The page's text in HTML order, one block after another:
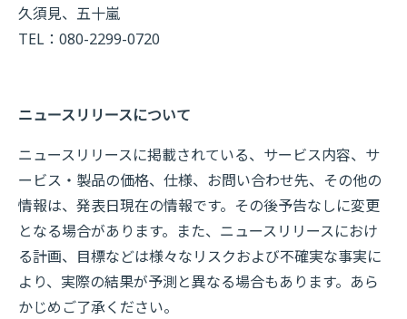
久須見、五十嵐
TEL：080-2299-0720
ニュースリリースについて
ニュースリリースに掲載されている、サービス内容、サ
ービス・製品の価格、仕様、お問い合わせ先、その他の
情報は、発表日現在の情報です。その後予告なしに変更
となる場合があります。また、ニュースリリースにおけ
る計画、目標などは様々なリスクおよび不確実な事実に
より、実際の結果が予測と異なる場合もあります。あら
かじめご了承ください。